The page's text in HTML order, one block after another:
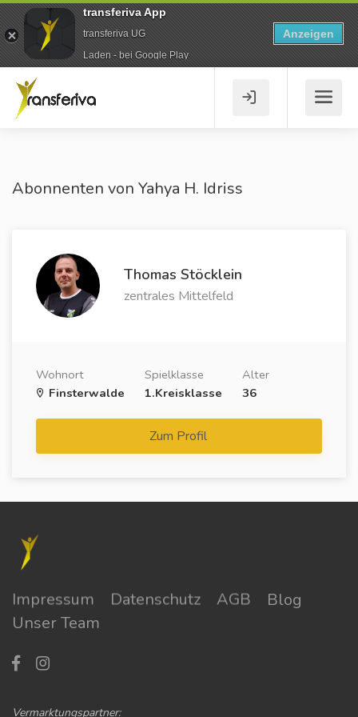
Abonnenten von Yahya H. Idriss
Thomas Stöcklein
zentrales Mittelfeld
Wohnort
Finsterwalde
Spielklasse
1.Kreisklasse
Alter
36
Zum Profil
Impressum Datenschutz AGB
Blog
Unser Team
Vermarktungspartner:
transferiva App
transferiva UG
Laden - bei Google Play
Anzeigen